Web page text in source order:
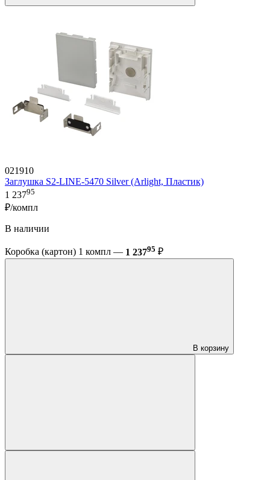
021910
Заглушка S2-LINE-5470 Silver (Arlight, Пластик)
1 23795
₽/компл
В наличии
Коробка (картон) 1 компл — 1 23795 ₽
В корзину